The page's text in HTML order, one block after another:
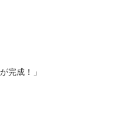
完成！」